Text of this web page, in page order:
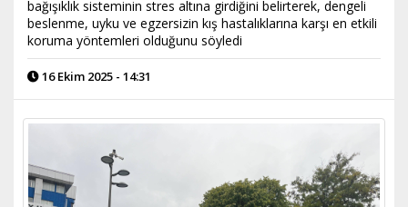
bağışıklık sisteminin stres altına girdiğini belirterek, dengeli
beslenme, uyku ve egzersizin kış hastalıklarına karşı en etkili
koruma yöntemleri olduğunu söyledi
16 Ekim 2025 - 14:31